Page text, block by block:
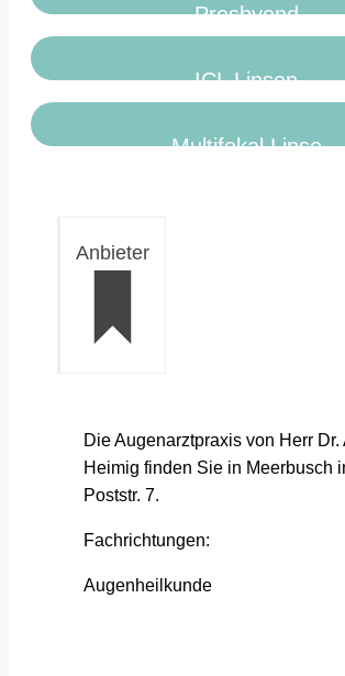
Presbyond
ICL Linsen
Multifokal Linse
Anbieter
Die Augenarztpraxis von Herr Dr.
Heimig finden Sie in Meerbusch
Poststr. 7.
Fachrichtungen:
Augenheilkunde